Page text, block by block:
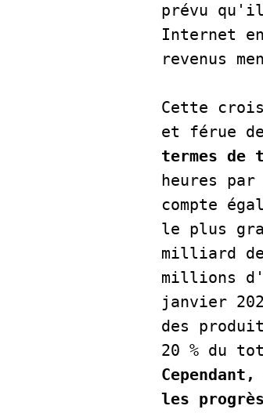
prévu
Internet
revenus
Cette
et férue
termes de
heures
compte
le plus
milliard
millions
janvier
des
les